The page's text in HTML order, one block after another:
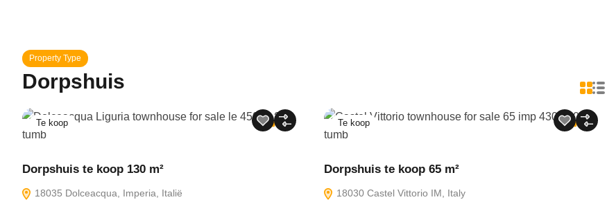
Property Type
Dorpshuis
Te koop 32
Dorpshuis te koop 130 m²
18035 Dolceacqua, Imperia, Italië
Te koop 33
Dorpshuis te koop 65 m²
18030 Castel Vittorio IM, Italy